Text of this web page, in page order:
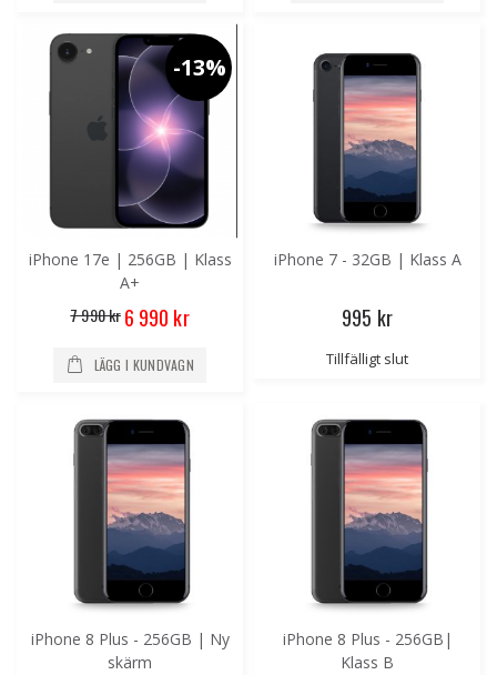
-13%
iPhone 17e | 256GB | Klass
A+
7 990 kr Special
Price
6 990 kr
LÄGG I KUNDVAGN
iPhone 7 - 32GB | Klass A
995 kr
Tillfälligt slut
iPhone 8 Plus - 256GB | Ny
skärm
iPhone 8 Plus - 256GB|
Klass B